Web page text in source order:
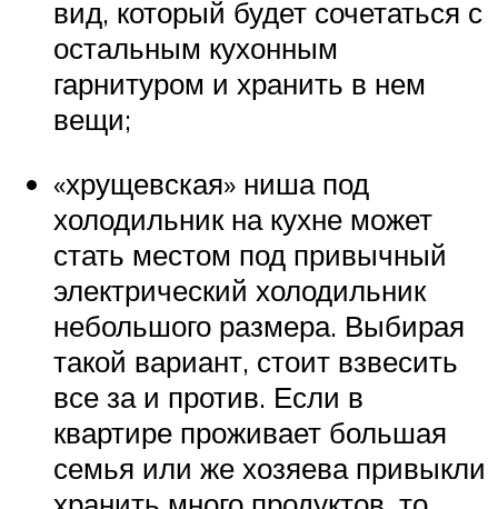
вид, который будет сочетаться с
остальным кухонным
гарнитуром и хранить в нем
вещи;
«хрущевская» ниша под
холодильник на кухне может
стать местом под привычный
электрический холодильник
небольшого размера. Выбирая
такой вариант, стоит взвесить
все за и против. Если в
квартире проживает большая
семья или же хозяева привыкли